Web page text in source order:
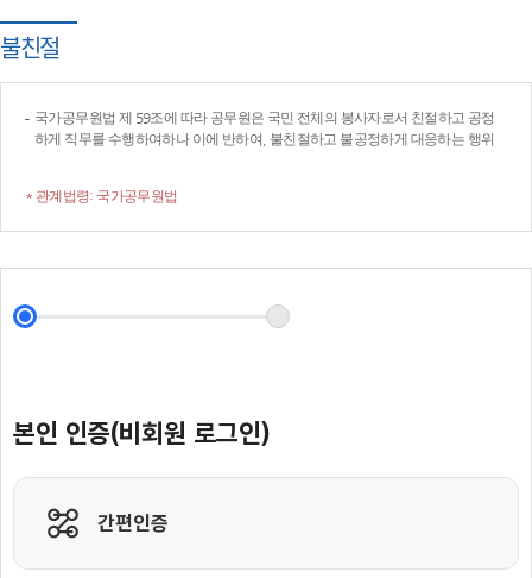
불친절
국가공무원법 제 59조에 따라 공무원은 국민 전체의 봉사자로서 친절하고 공정
하게 직무를 수행하여하나 이에 반하여, 불친절하고 불공정하게 대응하는 행위
* 관계법령: 국가공무원법